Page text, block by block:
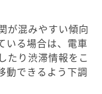
が混みやすい傾向
いる場合は、電車
たり渋滞情報をこ
動できるよう下調